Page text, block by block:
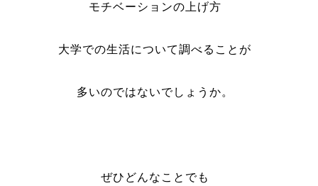
モチベーションの上げ方
大学での生活について調べることが
多いのではないでしょうか。
ぜひどんなことでも